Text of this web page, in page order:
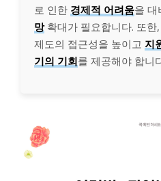
로 인한 경제적 어려움을 대
망확대가 필요합니다. 또한,
제도의 접근성을 높이고 지
기의 기회를 제공해야 합니